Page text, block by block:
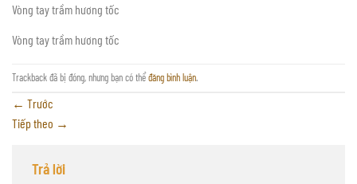
Vòng tay trầm hương tốc
Vòng tay trầm hương tốc
Trackback đã bị đóng, nhưng bạn có thểđăng bình luận.
← Trước
Tiếp theo →
Trả lời